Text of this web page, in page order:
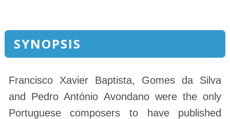
SYNOPSIS
Francisco Xavier Baptista, Gomes da Silva
and Pedro António Avondano were the only
Portuguese composers to have published